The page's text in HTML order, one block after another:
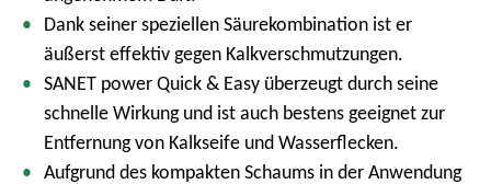
Dank seiner speziellen Säurekombination ist er
äußerst effektiv gegen Kalkverschmutzungen.
SANET power Quick & Easy überzeugt durch seine
schnelle Wirkung und ist auch bestens geeignet zur
Entfernung von Kalkseife und Wasserflecken.
Aufgrund des kompakten Schaums in der Anwendung